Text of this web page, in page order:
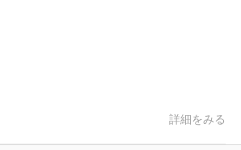
詳細をみる